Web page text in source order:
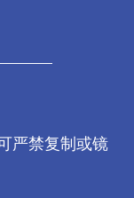
严禁复制或镜